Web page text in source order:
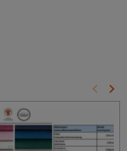
keyboard_arrow_left keyboard_arrow_right